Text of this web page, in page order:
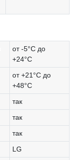
от -5°C до
+24°C
от +21°C до
+48°C
так
так
так
LG